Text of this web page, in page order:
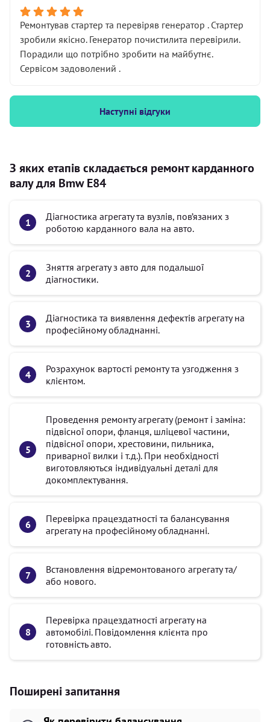
Ремонтував стартер та перевіряв генератор . Стартер
зробили якісно. Генератор почистилита перевірили.
Порадили що потрібно зробити на майбутнє.
Сервісом задоволений .
Наступні відгуки
З яких етапів складається ремонт карданного
валу для Bmw E84
Діагностика агрегату та вузлів, пов’язаних з
роботою карданного вала на авто.
Зняття агрегату з авто для подальшої
діагностики.
Діагностика та виявлення дефектів агрегату на
професійному обладнанні.
Розрахунок вартості ремонту та узгодження з
клієнтом.
Проведення ремонту агрегату (ремонт і заміна:
підвісної опори, фланця, шліцевої частини,
підвісної опори, хрестовини, пильника,
приварної вилки і т.д.). При необхідності
виготовляються індивідуальні деталі для
докомплектування.
Перевірка працездатності та балансування
агрегату на професійному обладнанні.
Встановлення відремонтованого агрегату та/
або нового.
Перевірка працездатності агрегату на
автомобілі. Повідомлення клієнта про
готовність авто.
Поширені запитання